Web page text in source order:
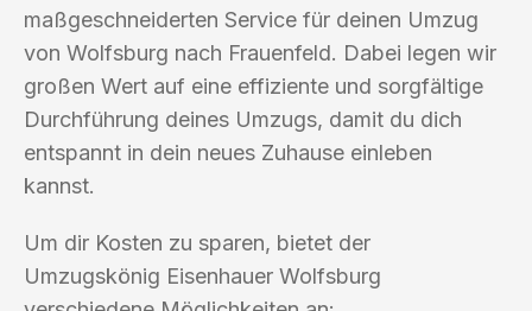
maßgeschneiderten Service für deinen Umzug
von Wolfsburg nach Frauenfeld. Dabei legen wir
großen Wert auf eine effiziente und sorgfältige
Durchführung deines Umzugs, damit du dich
entspannt in dein neues Zuhause einleben
kannst.
Um dir Kosten zu sparen, bietet der
Umzugskönig Eisenhauer Wolfsburg